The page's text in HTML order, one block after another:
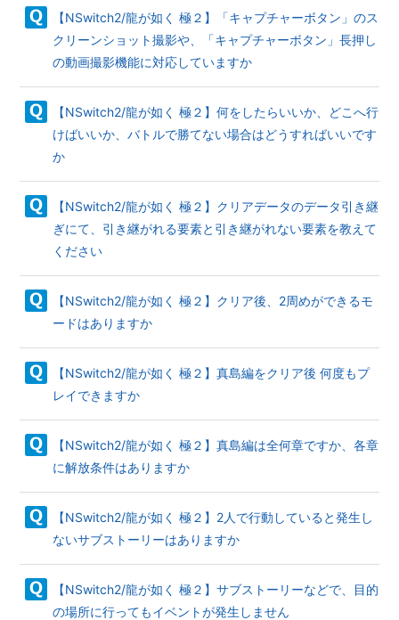
【NSwitch2/龍が如く 極２】「キャプチャーボタン」のス
クリーンショット撮影や、「キャプチャーボタン」長押し
の動画撮影機能に対応していますか
【NSwitch2/龍が如く 極２】何をしたらいいか、どこへ行
けばいいか、バトルで勝てない場合はどうすればいいです
か
【NSwitch2/龍が如く 極２】クリアデータのデータ引き継
ぎにて、引き継がれる要素と引き継がれない要素を教えて
ください
【NSwitch2/龍が如く 極２】クリア後、2周めができるモ
ードはありますか
【NSwitch2/龍が如く 極２】真島編をクリア後 何度もプ
レイできますか
【NSwitch2/龍が如く 極２】真島編は全何章ですか、各章
に解放条件はありますか
【NSwitch2/龍が如く 極２】2人で行動していると発生し
ないサブストーリーはありますか
【NSwitch2/龍が如く 極２】サブストーリーなどで、目的
の場所に行ってもイベントが発生しません